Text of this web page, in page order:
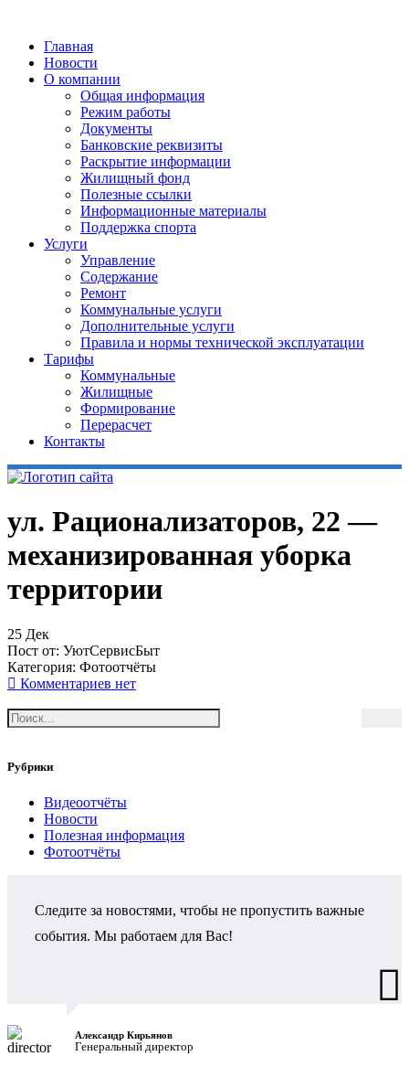
Главная
Новости
О компании
Общая информация
Режим работы
Документы
Банковские реквизиты
Раскрытие информации
Жилищный фонд
Полезные ссылки
Информационные материалы
Поддержка спорта
Услуги
Управление
Содержание
Ремонт
Коммунальные услуги
Дополнительные услуги
Правила и нормы технической эксплуатации
Тарифы
Коммунальные
Жилищные
Формирование
Перерасчет
Контакты
ул. Рационализаторов, 22 —
механизированная уборка
территории
25 Дек
Пост от: УютСервисБыт
Категория: Фотоотчёты
Комментариев нет
Рубрики
Видеоотчёты
Новости
Полезная информация
Фотоотчёты
Следите за новостями, чтобы не пропустить важные
события. Мы работаем для Вас!
Александр Кирьянов
Генеральный директор